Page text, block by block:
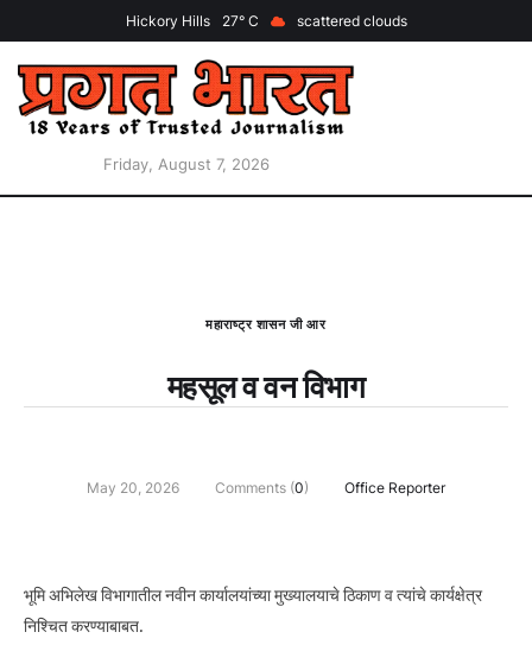
Hickory Hills 27 scattered clouds
Friday, August 7, 2026
महाराष्ट्र शासन जी आर
महसूल व वन विभाग
May 20, 2026 Comments (0) Office Reporter
भूमि अभिलेख विभागातील नवीन कार्यालयांच्या मुख्यालयाचे ठिकाण व त्यांचे कार्यक्षेत्र
निश्चित करण्याबाबत.